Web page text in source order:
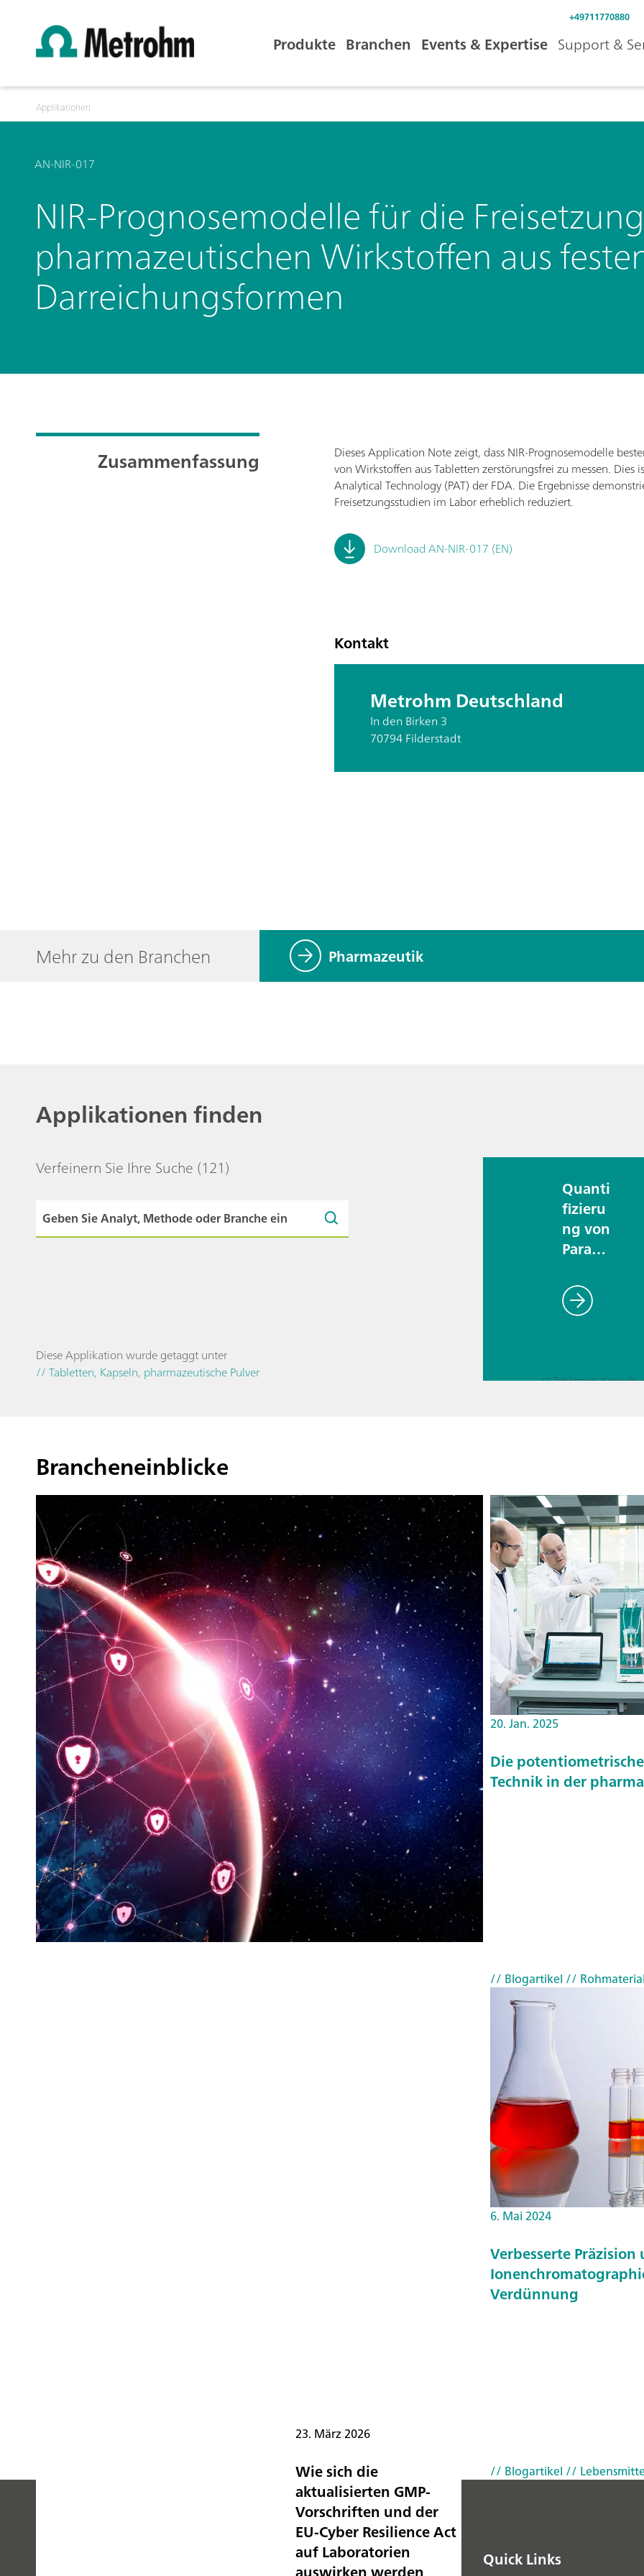
+49711770880
Produkte Branchen Events & Expertise Support &
Applikationen
AN-NIR-017
NIR-Prognosemodelle für die
pharmazeutischen Wirkstoffen aus
Darreichungsformen
Zusammenfassung
Dieses Application Note zeigt, dass NIR-Prognosemodelle
von Wirkstoffen aus Tabletten zerstörungsfrei zu messen. Dies
Analytical Technology (PAT) der FDA. Die Ergebnisse
Freisetzungsstudien im Labor erheblich reduziert.
Download AN-NIR-017 (EN)
Kontakt
Metrohm Deutschland
In den Birken 3
70794 Filderstadt
Mehr zu den Branchen Pharmazeutik
Applikationen finden
Verfeinern Sie Ihre Suche (121)
Diese Applikation wurde getaggt unter
// Tabletten, Kapseln, pharmazeutische Pulver
Quanti
fizieru
ng von
Paracet
mittels
Square
metrie
Brancheneinblicke
23. März 2026
Wie sich die
aktualisierten GMP-
Vorschriften und der
EU-Cyber Resilience Act
auf Laboratorien
20. Jan. 2025
Die
Technik in der
// Blogartikel //
6. Mai 2024
Verbesserte
Verdünnung
// Blogartikel //
Quick Links